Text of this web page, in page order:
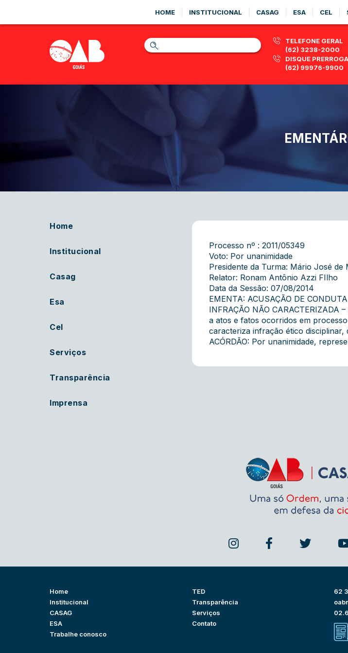
HOME INSTITUCIONAL CASAG ESA CEL
TELEFONE GERAL
(62) 3238-2000
DISQUE
(62) 99976-9900
Home
Institucional
Casag
Esa
Cel
Serviços
Transparência
Imprensa
Processo nº : 2011/05349
Voto: Por unanimidade
Presidente da Turma: Mário José
Relator: Ronam Antônio Azzi FIlho
Data da Sessão: 07/08/2014
EMENTA: ACUSAÇÃO DE
INFRAÇÃO NÃO CARACTERIZADA
a atos e fatos ocorridos em
caracteriza infração ético
ACÓRDÃO: Por unanimidade,
Home
Institucional
CASAG
ESA
Trabalhe conosco
TED
Transparência
Serviços
Contato
62